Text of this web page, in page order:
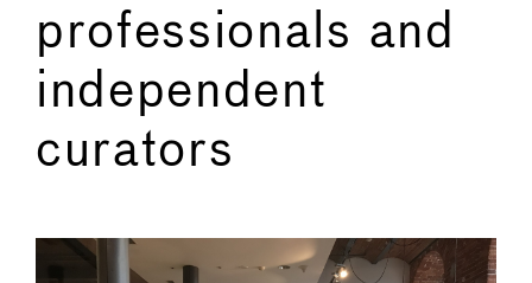
professionals and
independent
curators